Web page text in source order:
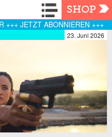
Navigation
SHOP
+++ JETZT ABONNIEREN +++
23. Juni 2026